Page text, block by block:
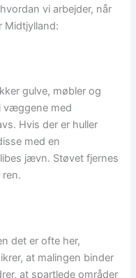
vi arbejder, når
Midtjylland:
gulve, møbler og
væggene med
Hvis der er huller
med en
jævn. Støvet fjernes
det er ofte her,
at malingen binder
at spartlede områder